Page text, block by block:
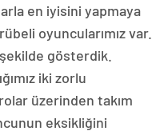
en iyisini yapmaya
oyuncularımız var.
gösterdik.
iki zorlu
üzerinden takım
eksikliğini